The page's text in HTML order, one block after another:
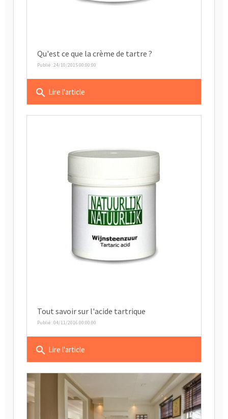
Qu'est ce que la crème de tartre ?
Publié : 24/10/2015 00:00:00
search Lire l'article
Tout savoir sur l'acide tartrique
Publié : 04/11/2016 00:00:00
search Lire l'article